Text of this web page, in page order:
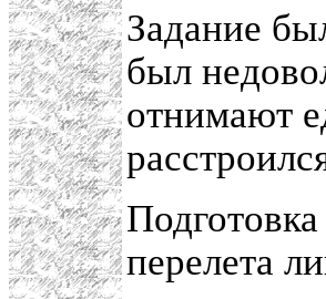
Задание
был
отнимают
перелета